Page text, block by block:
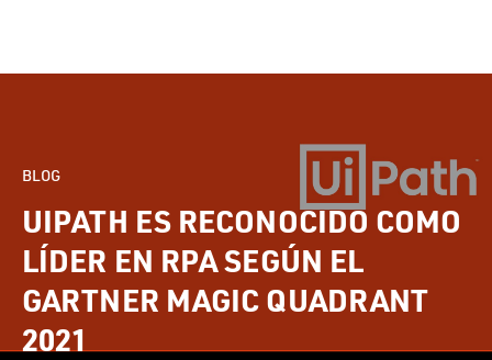
BLOG
UIPATH ES RECONOCIDO COMO
LÍDER EN RPA SEGÚN EL
GARTNER MAGIC QUADRANT
2021